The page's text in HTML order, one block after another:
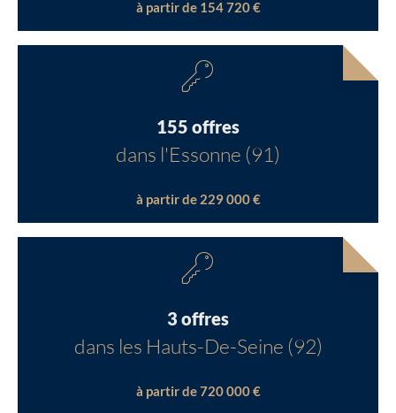
à partir de 154 720 €
155 offres
dans l'Essonne (91)
à partir de 229 000 €
3 offres
dans les Hauts-De-Seine (92)
à partir de 720 000 €